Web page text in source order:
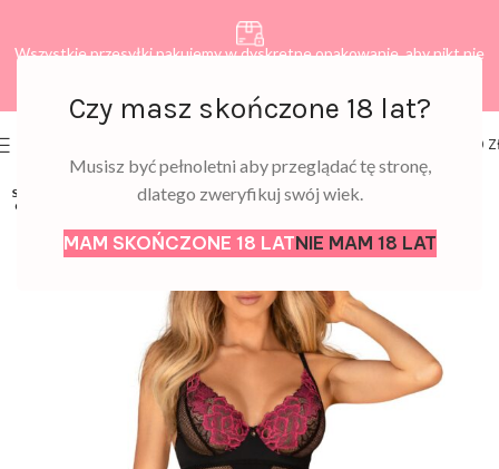
Czy masz skończone 18 lat?
Musisz być pełnoletni aby przeglądać tę stronę,
dlatego zweryfikuj swój wiek.
MAM SKOŃCZONE 18 LATNIE MAM 18 LAT
Wszystkie przesyłki pakujemy w dyskretne opakowanie, aby nikt nie
0,00
SOLD
OUT